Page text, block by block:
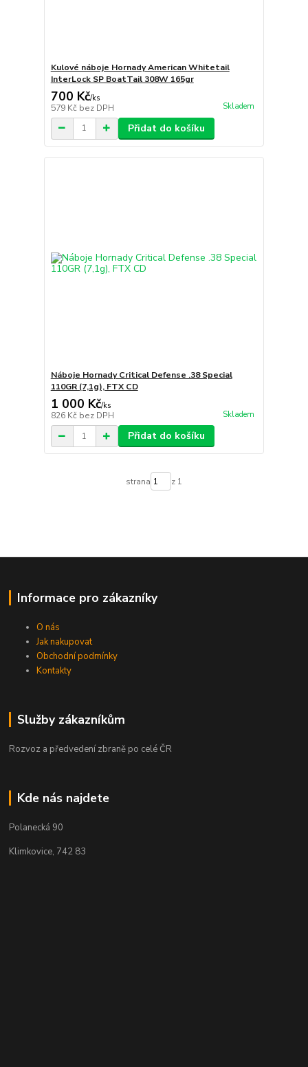
Kulové náboje Hornady American Whitetail
InterLock SP BoatTail 308W 165gr
700 Kč/ks
579 Kč bez DPH Skladem
Přidat do košíku
Náboje Hornady Critical Defense .38 Special
110GR (7,1g), FTX CD
1 000 Kč/ks
826 Kč bez DPH Skladem
Přidat do košíku
strana z 1
Informace pro zákazníky
O nás
Jak nakupovat
Obchodní podmínky
Kontakty
Služby zákazníkům
Rozvoz a předvedení zbraně po celé ČR
Kde nás najdete
Polanecká 90
Klimkovice, 742 83